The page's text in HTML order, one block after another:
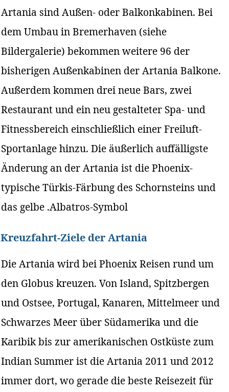
Artania sind Außen- oder Balkonkabinen. Bei
dem Umbau in Bremerhaven (siehe
Bildergalerie) bekommen weitere 96 der
bisherigen Außenkabinen der Artania Balkone.
Außerdem kommen drei neue Bars, zwei
Restaurant und ein neu gestalteter Spa- und
Fitnessbereich einschließlich einer Freiluft-
Sportanlage hinzu. Die äußerlich auffälligste
Änderung an der Artania ist die Phoenix-
typische Türkis-Färbung des Schornsteins und
das gelbe .Albatros-Symbol
Kreuzfahrt-Ziele der Artania
Die Artania wird bei Phoenix Reisen rund um
den Globus kreuzen. Von Island, Spitzbergen
und Ostsee, Portugal, Kanaren, Mittelmeer und
Schwarzes Meer über Südamerika und die
Karibik bis zur amerikanischen Ostküste zum
Indian Summer ist die Artania 2011 und 2012
immer dort, wo gerade die beste Reisezeit für